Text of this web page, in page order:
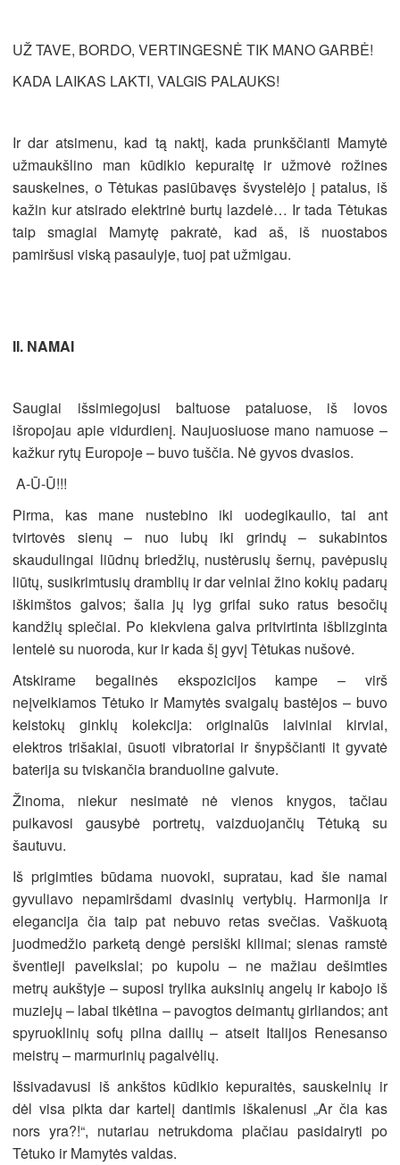
UŽ TAVE, BORDO, VERTINGESNĖ TIK MANO GARBĖ!
KADA LAIKAS LAKTI, VALGIS PALAUKS!
Ir dar atsimenu, kad tą naktį, kada prunkščianti Mamytė
užmaukšlino man kūdikio kepuraitę ir užmovė rožines
sauskelnes, o Tėtukas pasiūbavęs švystelėjo į patalus, iš
kažin kur atsirado elektrinė burtų lazdelė… Ir tada Tėtukas
taip smagiai Mamytę pakratė, kad aš, iš nuostabos
pamiršusi viską pasaulyje, tuoj pat užmigau.
II. NAMAI
Saugiai išsimiegojusi baltuose pataluose, iš lovos
išropojau apie vidurdienį. Naujuosiuose mano namuose –
kažkur rytų Europoje – buvo tuščia. Nė gyvos dvasios.
A-Ū-Ū!!!
Pirma, kas mane nustebino iki uodegikaulio, tai ant
tvirtovės sienų – nuo lubų iki grindų – sukabintos
skaudulingai liūdnų briedžių, nustėrusių šernų, pavėpusių
liūtų, susikrimtusių dramblių ir dar velniai žino kokių padarų
iškimštos galvos; šalia jų lyg grifai suko ratus besočių
kandžių spiečiai. Po kiekviena galva pritvirtinta išblizginta
lentelė su nuoroda, kur ir kada šį gyvį Tėtukas nušovė.
Atskirame begalinės ekspozicijos kampe – virš
neįveikiamos Tėtuko ir Mamytės svaigalų bastėjos – buvo
keistokų ginklų kolekcija: originalūs laiviniai kirviai,
elektros trišakiai, ūsuoti vibratoriai ir šnypščianti it gyvatė
baterija su tviskančia branduoline galvute.
Žinoma, niekur nesimatė nė vienos knygos, tačiau
puikavosi gausybė portretų, vaizduojančių Tėtuką su
šautuvu.
Iš prigimties būdama nuovoki, supratau, kad šie namai
gyvuliavo nepamiršdami dvasinių vertybių. Harmonija ir
elegancija čia taip pat nebuvo retas svečias. Vaškuotą
juodmedžio parketą dengė persiški kilimai; sienas ramstė
šventieji paveikslai; po kupolu – ne mažiau dešimties
metrų aukštyje – suposi trylika auksinių angelų ir kabojo iš
muziejų – labai tikėtina – pavogtos deimantų girliandos; ant
spyruoklinių sofų pilna dailių – atseit Italijos Renesanso
meistrų – marmurinių pagalvėlių.
Išsivadavusi iš ankštos kūdikio kepuraitės, sauskelnių ir
dėl visa pikta dar kartelį dantimis iškalenusi „Ar čia kas
nors yra?!“, nutariau netrukdoma plačiau pasidairyti po
Tėtuko ir Mamytės valdas.